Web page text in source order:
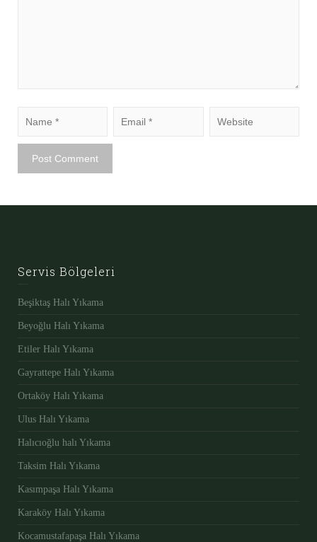
Servis Bölgeleri
Beşiktaş Halı Yıkama
Beyoğlu Halı Yıkama
Etiler Halı Yıkama
Gayrattepe Halı Yıkama
Ortaköy Halı Yıkama
Ulus Halı Yıkama
Halıcıoğlu halı Yıkama
Taksim Halı Yıkama
Kasımpaşa Halı Yıkama
Karaköy Halı Yıkama
Kocamustafapaşa Halı Yıkama